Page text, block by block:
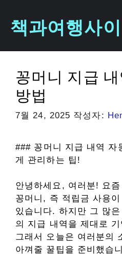
책과여행사이
꽁머니 지급
방법
7월 24, 2025 작성자:
### 꽁머니 지급 내역 자
게 관리하는 팁!
안녕하세요, 여러분! 요
꽁머니, 즉 적립금 사용
있습니다. 하지만 그 많
의 지급 내역을 제대로
그래서 오늘은 여러분의
아껴줄 꿀팁을 준비했습